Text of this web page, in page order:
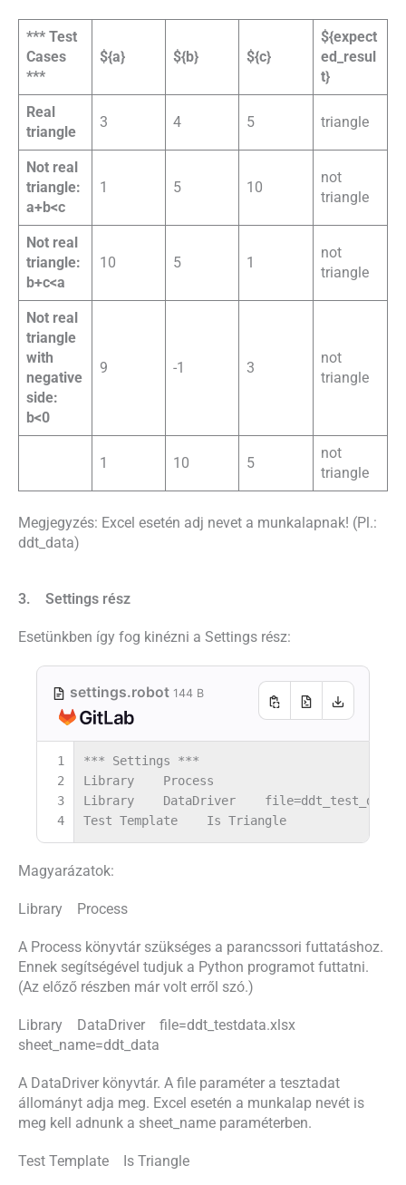
*** Test
Cases
***
${a} ${b} ${c}
${expect
ed_resul
t}
Real
triangle
3 4 5 triangle
Not real
triangle:
a+b<c
1 5 10
not
triangle
Not real
triangle:
b+c<a
10 5 1
not
triangle
Not real
triangle
with
negative
side:
b<0
9 -1 3
not
triangle
1 10 5
not
triangle
Megjegyzés: Excel esetén adj nevet a munkalapnak! (Pl.:
ddt_data)
3. Settings rész
Esetünkben így fog kinézni a Settings rész:
settings.robot 144 B
1
2
3
4
*** Settings ***
Library
Process
Library
DataDriver
Test Template
Is Triangle
Magyarázatok:
Library Process
A Process könyvtár szükséges a parancssori futtatáshoz.
Ennek segítségével tudjuk a Python programot futtatni.
(Az előző részben már volt erről szó.)
Library DataDriver file=ddt_testdata.xlsx
sheet_name=ddt_data
A DataDriver könyvtár. A file paraméter a tesztadat
állományt adja meg. Excel esetén a munkalap nevét is
meg kell adnunk a sheet_name paraméterben.
Test Template Is Triangle